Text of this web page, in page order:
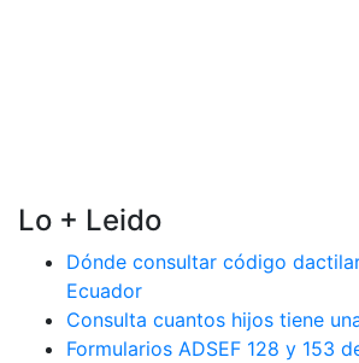
Lo + Leido
Dónde consultar código
Ecuador
Consulta cuantos hijos tiene
Formularios ADSEF 128 y 153